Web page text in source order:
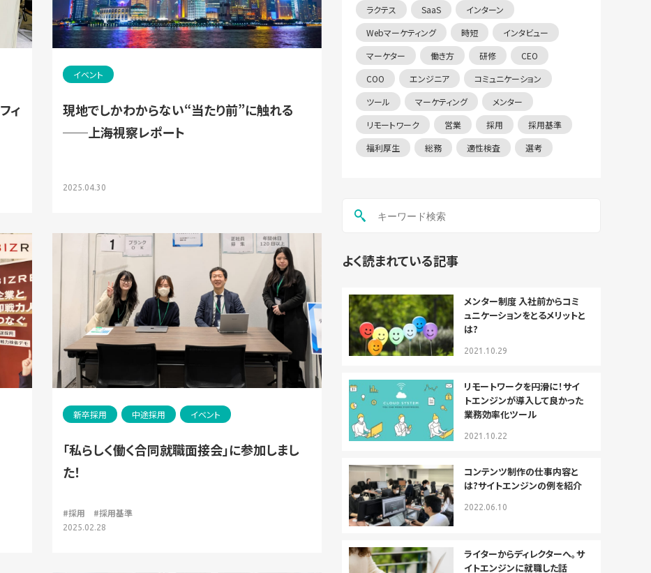
ィ
イベント
現地でしかわからない“当たり前”に触れる
──上海視察レポート
2025.04.30
新卒採用 中途採用 イベント
「私らしく働く合同就職面接会」に参加しまし
た！
#採用 #採用基準
2025.02.28
ラクテス
SaaS
インターン
Webマーケティング
時短
インタビュー
マーケター
働き方 研修
CEO
COO
エンジニア
コミュニケーション
ツール
マーケティング
メンター
リモートワーク
営業 採用
採用基準
福利厚生
総務 適性検査 選考
よく読まれている記事
メンター制度 入社前からコミ
ュニケーションをとるメリットと
は?
2021.10.29
リモートワークを円滑に！サイ
トエンジンが導入して良かった
業務効率化ツール
2021.10.22
コンテンツ制作の仕事内容と
は?サイトエンジンの例を紹介
2022.06.10
ライターからディレクターへ。サ
イトエンジンに就職した話